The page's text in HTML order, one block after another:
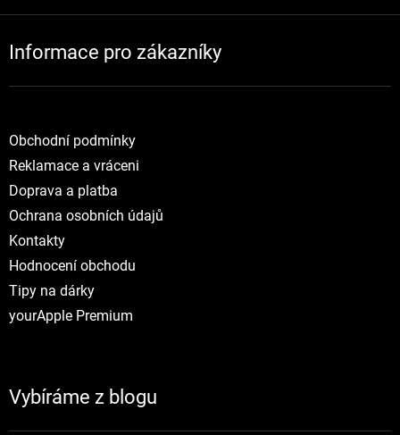
Informace pro zákazníky
Obchodní podmínky
Reklamace a vráceni
Doprava a platba
Ochrana osobních údajů
Kontakty
Hodnocení obchodu
Tipy na dárky
yourApple Premium
Vybíráme z blogu